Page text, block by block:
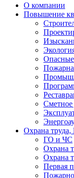
О компании
Повышение
Сметное
Охрана
ГО и ЧС
Охрана
Охрана
Первая